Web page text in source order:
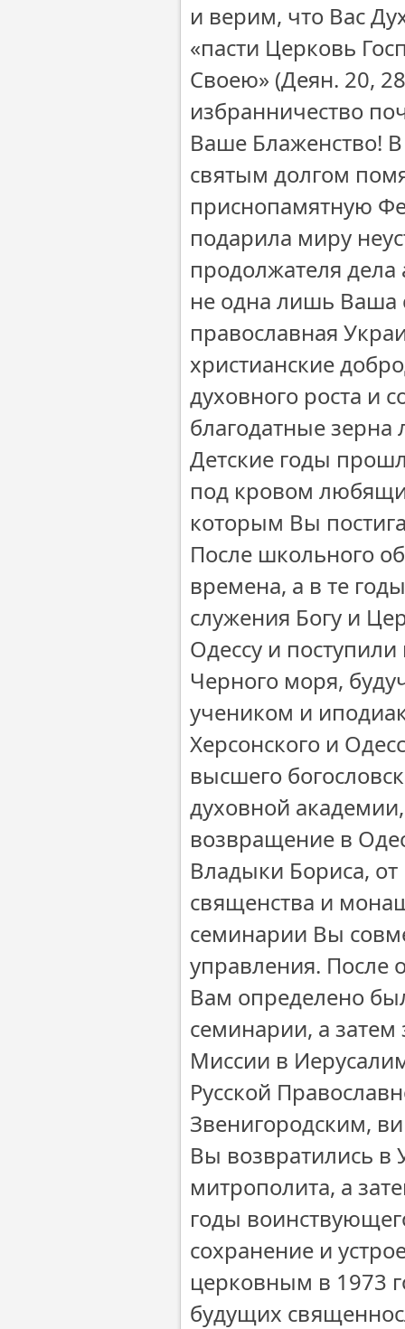
и верим, что Вас
«пасти Церковь
Своею» (Деян. 20,
избранничество
Ваше Блаженство!
святым долгом
приснопамятную
подарила миру
продолжателя
не одна лишь Ваша
православная
христианские
духовного роста и
благодатные
Детские годы
под кровом
которым Вы
После школьного
времена, а в те
служения Богу и
Одессу и
Черного моря,
учеником и
Херсонского и
высшего
духовной
возвращение в
Владыки Бориса,
священства и
семинарии Вы
управления.
Вам определено
семинарии, а затем
Миссии в
Русской
Звенигородским,
Вы возвратились в
митрополита, а
годы
сохранение и
церковным в 1973
будущих